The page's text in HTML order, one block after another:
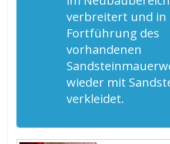
verbreitert und in
Fortführung des
vorhandenen
wieder mit
verkleidet.